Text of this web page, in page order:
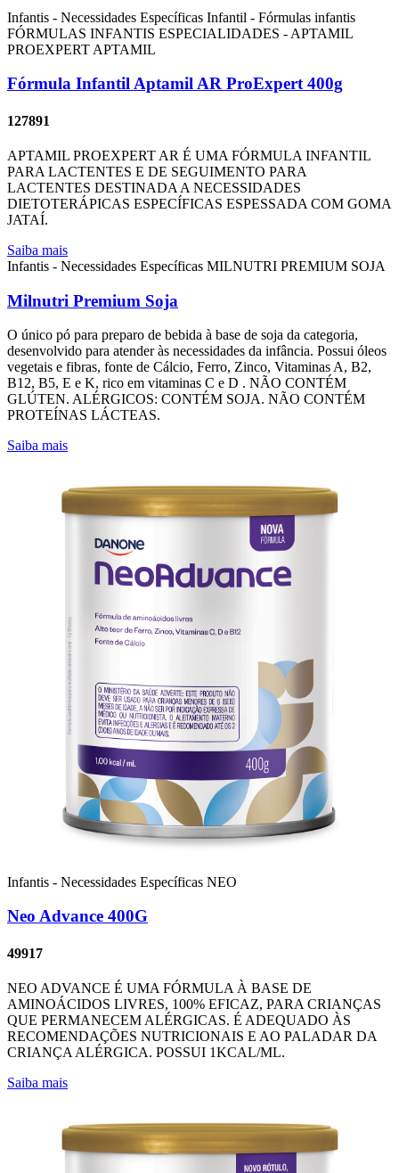
Infantis - Necessidades Específicas Infantil - Fórmulas infantis
FÓRMULAS INFANTIS ESPECIALIDADES - APTAMIL
PROEXPERT APTAMIL
Fórmula Infantil Aptamil AR ProExpert 400g
127891
APTAMIL PROEXPERT AR É UMA FÓRMULA INFANTIL
PARA LACTENTES E DE SEGUIMENTO PARA
LACTENTES DESTINADA A NECESSIDADES
DIETOTERÁPICAS ESPECÍFICAS ESPESSADA COM GOMA
JATAÍ.
Saiba mais
Infantis - Necessidades Específicas MILNUTRI PREMIUM SOJA
Milnutri Premium Soja
O único pó para preparo de bebida à base de soja da categoria,
desenvolvido para atender às necessidades da infância. Possui óleos
vegetais e fibras, fonte de Cálcio, Ferro, Zinco, Vitaminas A, B2,
B12, B5, E e K, rico em vitaminas C e D . NÃO CONTÉM
GLÚTEN. ALÉRGICOS: CONTÉM SOJA. NÃO CONTÉM
PROTEÍNAS LÁCTEAS.
Saiba mais
Infantis - Necessidades Específicas NEO
Neo Advance 400G
49917
NEO ADVANCE É UMA FÓRMULA À BASE DE
AMINOÁCIDOS LIVRES, 100% EFICAZ, PARA CRIANÇAS
QUE PERMANECEM ALÉRGICAS. É ADEQUADO ÀS
RECOMENDAÇÕES NUTRICIONAIS E AO PALADAR DA
CRIANÇA ALÉRGICA. POSSUI 1KCAL/ML.
Saiba mais